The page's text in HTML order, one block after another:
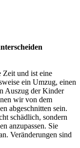
Zeit und ist eine
ein Umzug, einen
Auszug der Kinder
wir von dem
abgeschnitten sein.
schädlich, sondern
anzupassen. Sie
Veränderungen sind